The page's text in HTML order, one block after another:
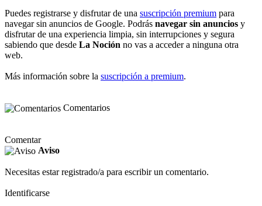
Puedes registrarse y disfrutar de una suscripción premium para
navegar sin anuncios de Google. Podrás navegar sin anuncios y
disfrutar de una experiencia limpia, sin interrupciones y segura
sabiendo que desde La Noción no vas a acceder a ninguna otra
web.
Más información sobre la suscripción a premium.
Comentarios
Comentar
Aviso
Necesitas estar registrado/a para escribir un comentario.
Identificarse